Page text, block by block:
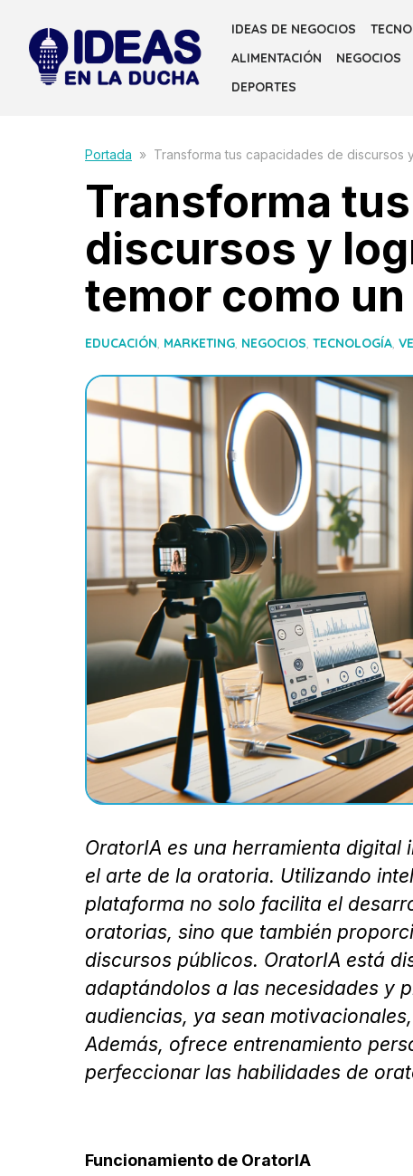
content
IDEAS DE NEGOCIOS
ALIMENTACIÓN
NEGOCIOS
DEPORTES
Portada » Transforma tus capacidades de
Transforma
discursos y
temor como
EDUCACIÓN, MARKETING, NEGOCIOS, TECNOLOGÍA,
OratorIA es una herramienta
el arte de la oratoria. Utilizando
plataforma no solo facilita el
oratorias, sino que también
discursos públicos. OratorIA está
adaptándolos a las necesidades y
audiencias, ya sean
Además, ofrece entrenamiento
perfeccionar las habilidades de
Funcionamiento de OratorIA